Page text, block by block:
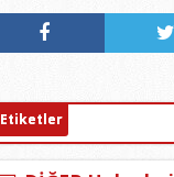
Etiketler